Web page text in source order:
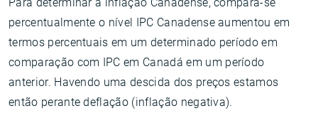
percentualmente o nível IPC Canadense aumentou em
termos percentuais em um determinado período em
comparação com IPC em Canadá em um período
anterior. Havendo uma descida dos preços estamos
então perante deflação (inflação negativa).